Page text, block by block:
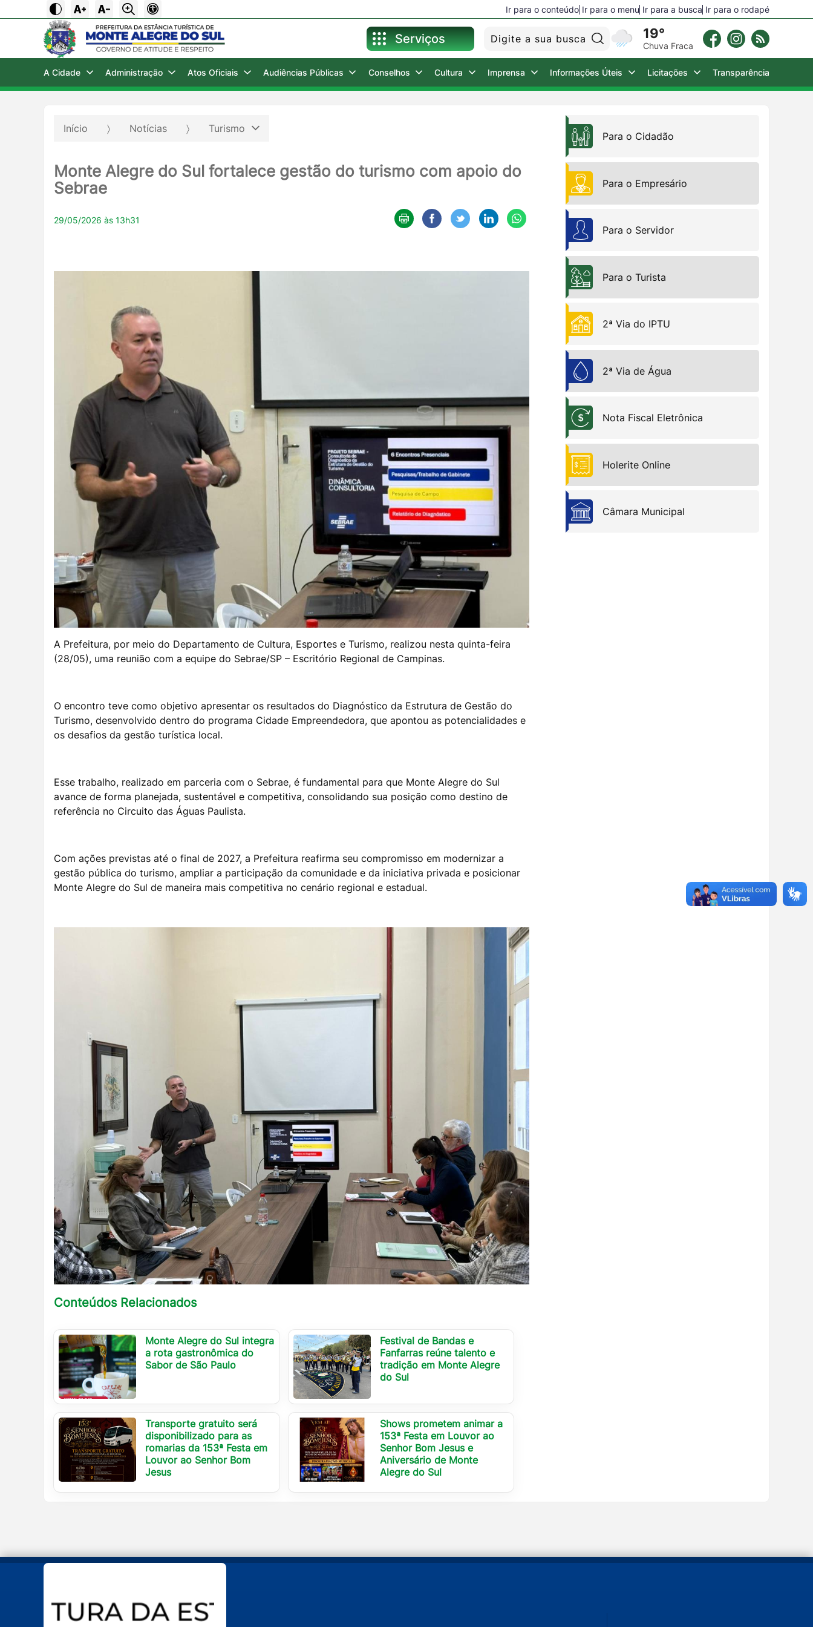
Ir para o conteúdo Ir para o menu Ir para a busca Ir para o rodapé
Serviços
Para o Turista
Holerite Online Câmara Municipal
Eletrônica
2ª Via de Água
Bem-Estar Animal
Pesquisar:19°
Chuva Fraca
A Cidade Administração Atos Oficiais Audiências Públicas Conselhos Cultura Imprensa Informações Úteis Licitações Transparência
Início Notícias Turismo
Monte Alegre do Sul fortalece gestão do turismo com apoio do
Sebrae
29/05/2026 às 13h31
A Prefeitura, por meio do Departamento de Cultura, Esportes e Turismo, realizou nesta quinta-feira
(28/05), uma reunião com a equipe do Sebrae/SP – Escritório Regional de Campinas.
O encontro teve como objetivo apresentar os resultados do Diagnóstico da Estrutura de Gestão do
Turismo, desenvolvido dentro do programa Cidade Empreendedora, que apontou as potencialidades e
os desafios da gestão turística local.
Esse trabalho, realizado em parceria com o Sebrae, é fundamental para que Monte Alegre do Sul
avance de forma planejada, sustentável e competitiva, consolidando sua posição como destino de
referência no Circuito das Águas Paulista.
Com ações previstas até o final de 2027, a Prefeitura reafirma seu compromisso em modernizar a
gestão pública do turismo, ampliar a participação da comunidade e da iniciativa privada e posicionar
Monte Alegre do Sul de maneira mais competitiva no cenário regional e estadual.
Conteúdos Relacionados
Monte Alegre do Sul integra
a rota gastronômica do
Sabor de São Paulo
Festival de Bandas e
Fanfarras reúne talento e
tradição em Monte Alegre
do Sul
Transporte gratuito será
disponibilizado para as
romarias da 153ª Festa em
Louvor ao Senhor Bom
Jesus
Shows prometem animar a
153ª Festa em Louvor ao
Senhor Bom Jesus e
Aniversário de Monte
Alegre do Sul
Para o Cidadão
Para o Empresário
Para o Servidor
Para o Turista
2ª Via do IPTU
2ª Via de Água
Nota Fiscal Eletrônica
Holerite Online
Câmara Municipal